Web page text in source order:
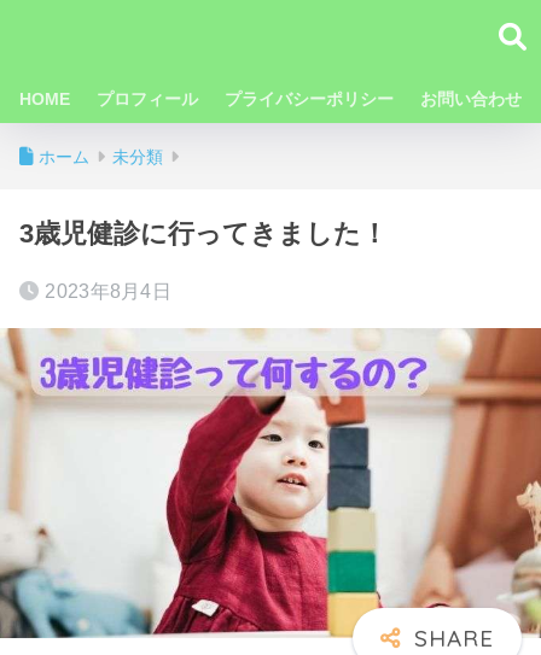
HOME プロフィール プライバシーポリシー お問い合わせ
ホーム 未分類
3歳児健診に行ってきました！
2023年8月4日